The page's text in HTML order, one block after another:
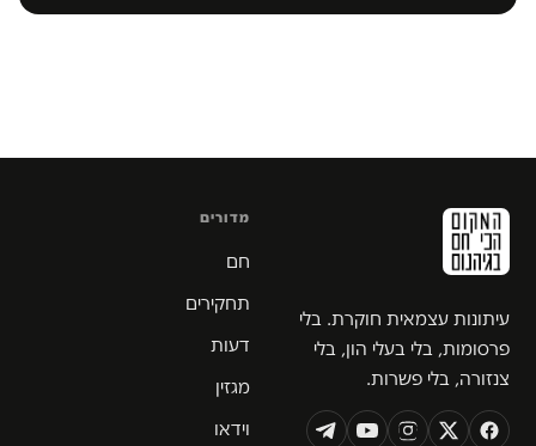
עיתונות עצמאית חוקרת. בלי
פרסומות, בלי בעלי הון, בלי
צנזורה, בלי פשרות.
מדורים
חם
תחקירים
דעות
מגזין
וידאו